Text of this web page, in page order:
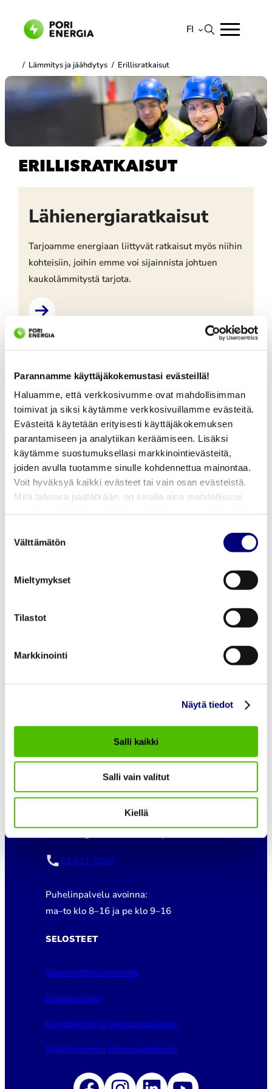
Parannamme käyttäjäkokemustasi evästeillä!
Haluamme, että verkkosivumme ovat mahdollisimman
toimivat ja siksi käytämme verkkosivuillamme evästeitä.
Evästeitä käytetään erityisesti käyttäjäkokemuksen
parantamiseen ja analytiikan keräämiseen. Lisäksi
käytämme suostumuksellasi markkinointievästeitä,
joiden avulla tuotamme sinulle kohdennettua mainontaa.
Voit hyväksyä kaikki evästeet tai vain osan evästeistä.
Mitä tahansa päätätkään, on sinulla aina mahdollisuus
valinta
Välttämätön
Mieltymykset
Tilastot
Markkinointi
Näytä tiedot
Salli kaikki
Salli vain valitut
Kiellä
sisältöön
FI
English
/ Lämmitys ja jäähdytys / Erillisratkaisut
ERILLISRATKAISUT
Lähienergiaratkaisut
Tarjoamme energiaan liittyvät ratkaisut myös niihin
kohteisiin, joihin emme voi sijainnista johtuen
kaukolämmitystä tarjota.
Lataa lisää
KAUKOLÄMMÖN ASIAKASPALVELU
02 621 2085
SÄHKÖVERKON ASIAKASPALVELU
02 621 2050
Puhelinpalvelu avoinna:
ma–to klo 8–16 ja pe klo 9–16
SELOSTEET
Saavutettavuusseloste
Evästeseloste
Käyttöehdot ja tietosuojaseloste
Markkinoinnin tietosuojaseloste